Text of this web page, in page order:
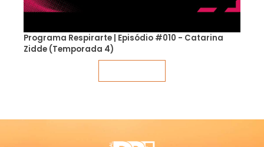
Programa Respirarte | Episódio #010 - Catarina
Zidde (Temporada 4)